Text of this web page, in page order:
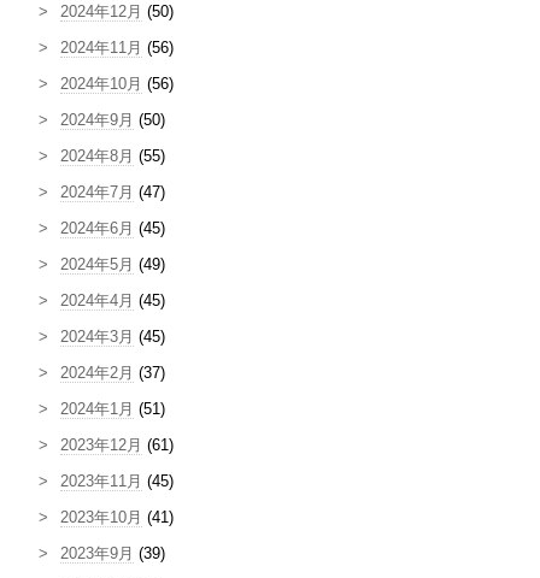
2024年12月 (50)
2024年11月 (56)
2024年10月 (56)
2024年9月 (50)
2024年8月 (55)
2024年7月 (47)
2024年6月 (45)
2024年5月 (49)
2024年4月 (45)
2024年3月 (45)
2024年2月 (37)
2024年1月 (51)
2023年12月 (61)
2023年11月 (45)
2023年10月 (41)
2023年9月 (39)